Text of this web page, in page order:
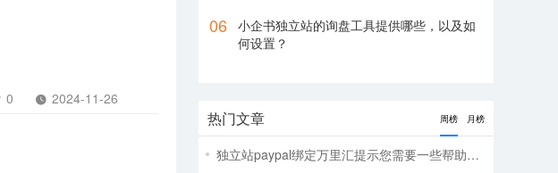
0 2024-11-26
06 小企书独立站的询盘工具提供哪些，以及如
何设置？
热门文章 周榜 月榜
独立站paypal绑定万里汇提示您需要一些帮助才能关联此账户